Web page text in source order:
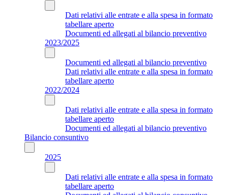
Dati relativi alle entrate e alla spesa in formato
tabellare aperto
Documenti ed allegati al bilancio preventivo
2023/2025
Documenti ed allegati al bilancio preventivo
Dati relativi alle entrate e alla spesa in formato
tabellare aperto
2022/2024
Dati relativi alle entrate e alla spesa in formato
tabellare aperto
Documenti ed allegati al bilancio preventivo
Bilancio consuntivo
2025
Dati relativi alle entrate e alla spesa in formato
tabellare aperto